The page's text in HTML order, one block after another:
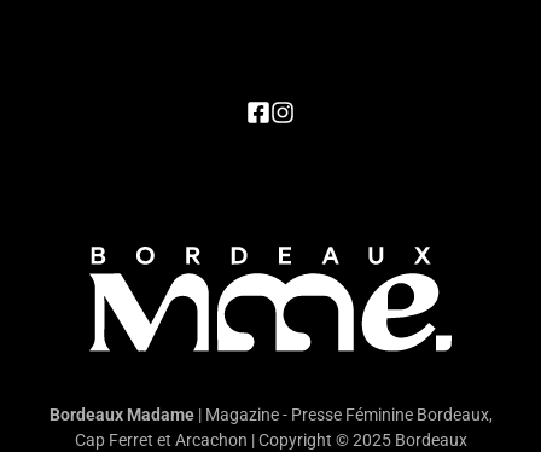
Bordeaux Madame | Magazine - Presse Féminine Bordeaux,
Cap Ferret et Arcachon | Copyright © 2025 Bordeaux